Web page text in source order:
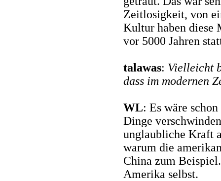
Zeitlosigkeit, von
Kultur haben diese
vor 5000 Jahren
talawas: Vielleicht
dass im modernen
WL: Es wäre
Dinge
unglaubliche Kraft
warum die
China zum
Amerika selbst.